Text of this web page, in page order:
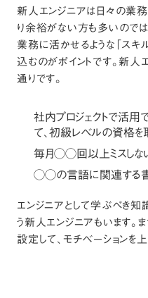
新人エンジニアは日々の業
り余裕がない方も多いので
業務に活かせるような「ス
込むのがポイントです。新
通りです。
社内プロジェクトで活用
て、初級レベルの資格
毎月◯◯回以上ミスしな
◯◯の言語に関連する
エンジニアとして学ぶべき知
う新人エンジニアもいます
設定して、モチベーションを上